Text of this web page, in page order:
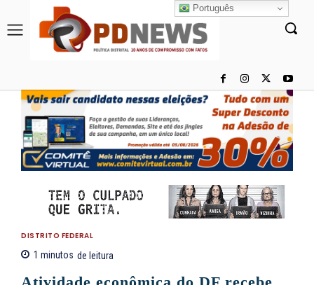
DISTRITO FEDERAL
1 minutos de leitura
Atividade econômica do DF recebe
Português